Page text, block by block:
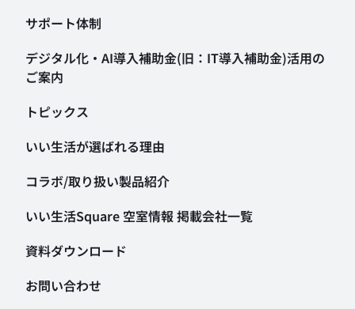
サポート体制
デジタル化・AI導入補助金(旧：IT導入補助金)活用の
ご案内
トピックス
いい生活が選ばれる理由
コラボ/取り扱い製品紹介
いい生活Square 空室情報 掲載会社一覧
資料ダウンロード
お問い合わせ